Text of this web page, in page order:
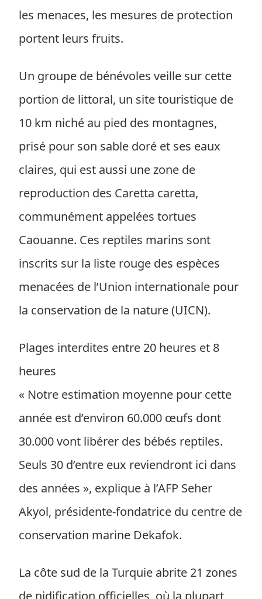
les menaces, les mesures de protection
portent leurs fruits.
Un groupe de bénévoles veille sur cette
portion de littoral, un site touristique de
10 km niché au pied des montagnes,
prisé pour son sable doré et ses eaux
claires, qui est aussi une zone de
reproduction des Caretta caretta,
communément appelées tortues
Caouanne. Ces reptiles marins sont
inscrits sur la liste rouge des espèces
menacées de l’Union internationale pour
la conservation de la nature (UICN).
Plages interdites entre 20 heures et 8
heures
« Notre estimation moyenne pour cette
année est d’environ 60.000 œufs dont
30.000 vont libérer des bébés reptiles.
Seuls 30 d’entre eux reviendront ici dans
des années », explique à l’AFP Seher
Akyol, présidente-fondatrice du centre de
conservation marine Dekafok.
La côte sud de la Turquie abrite 21 zones
de nidification officielles, où la plupart